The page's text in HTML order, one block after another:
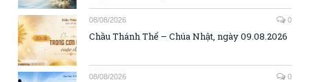
08/08/2026 0
Chầu Thánh Thể – Chúa Nhật, ngày 09.08.2026
08/08/2026 0